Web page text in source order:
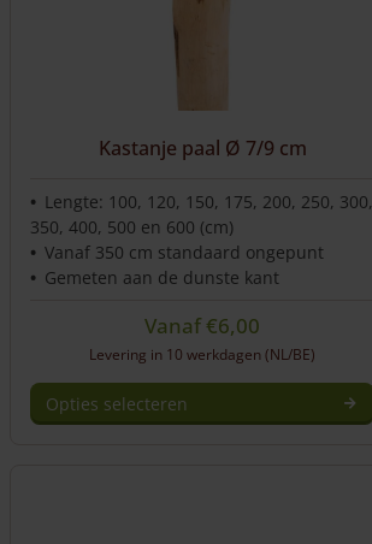
Kastanje paal Ø 7/9 cm
Lengte: 100, 120, 150, 175, 200, 250, 300,
350, 400, 500 en 600 (cm)
Vanaf 350 cm standaard ongepunt
Gemeten aan de dunste kant
Vanaf€6,00
Levering in 10 werkdagen (NL/BE)
Opties selecteren